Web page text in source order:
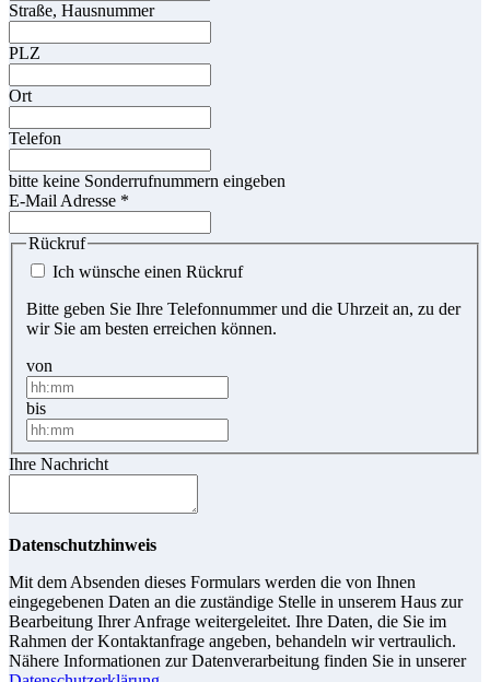
Straße, Hausnummer
PLZ
Ort
Telefon
bitte keine Sonderrufnummern eingeben
E-Mail Adresse *
Rückruf
Ich wünsche einen Rückruf
Bitte geben Sie Ihre Telefonnummer und die Uhrzeit an, zu der
wir Sie am besten erreichen können.
von
bis
Ihre Nachricht
Datenschutzhinweis
Mit dem Absenden dieses Formulars werden die von Ihnen
eingegebenen Daten an die zuständige Stelle in unserem Haus zur
Bearbeitung Ihrer Anfrage weitergeleitet. Ihre Daten, die Sie im
Rahmen der Kontaktanfrage angeben, behandeln wir vertraulich.
Nähere Informationen zur Datenverarbeitung finden Sie in unserer